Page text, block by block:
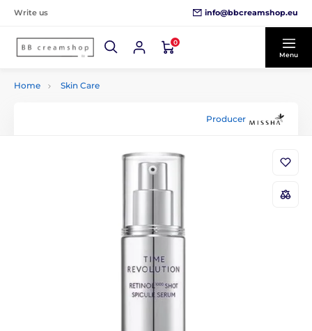
Write us info@bbcreamshop.eu
0
Menu
Home Skin Care
Producer